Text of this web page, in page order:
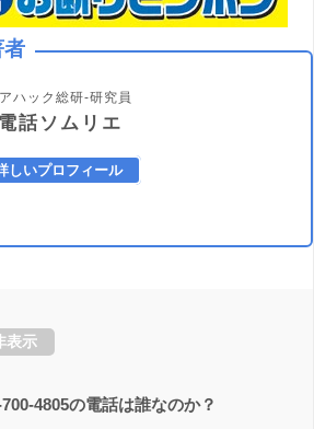
者
ハック総研-研究員
話ソムリエ
しいプロフィール
表示
4805の電話は誰なのか？